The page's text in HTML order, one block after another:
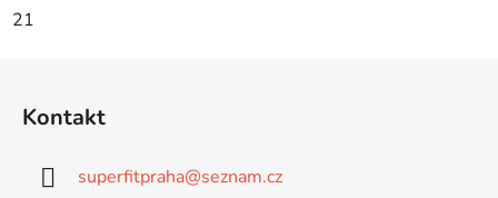
21
Kontakt
superfitpraha@seznam.cz